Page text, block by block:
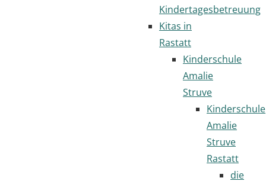
Kindertagesbetreuung
Kitas in
Rastatt
Kinderschule
Amalie
Struve
Kinderschule
Amalie
Struve
Rastatt
die